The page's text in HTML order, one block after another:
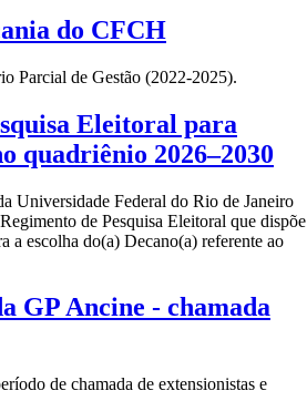
do CFCH
Parcial de Gestão (2022-2025).
Eleitoral para
quadriênio 2026–2030
Universidade Federal do Rio de Janeiro
de Pesquisa Eleitoral que dispõe
a escolha do(a) Decano(a) referente ao
GP Ancine - chamada
de chamada de extensionistas e